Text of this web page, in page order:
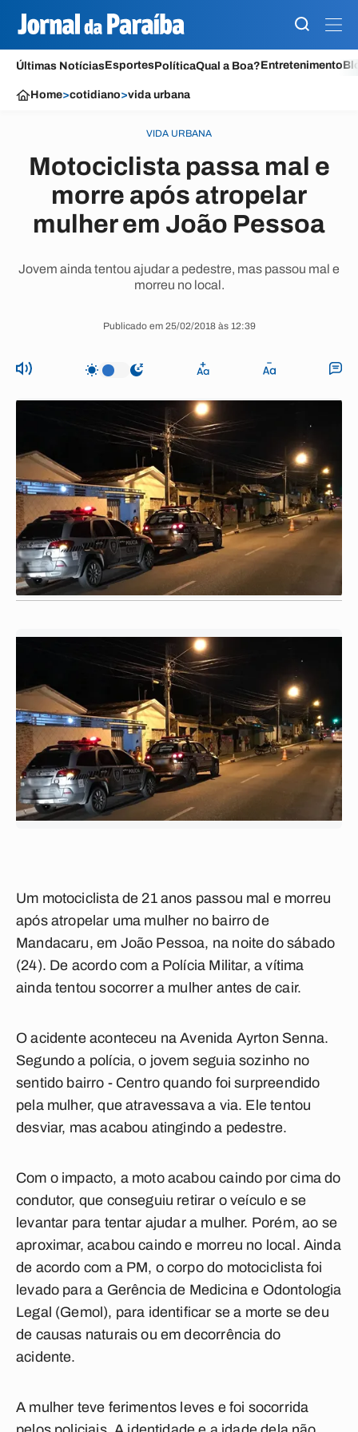
Últimas NotíciasEsportesPolíticaQual a Boa?Entretenimento
Home>cotidiano>vida urbana
VIDA URBANA
Motociclista passa mal e
morre após atropelar
mulher em João Pessoa
Jovem ainda tentou ajudar a pedestre, mas passou mal e
morreu no local.
Publicado em 25/02/2018 às 12:39
Um motociclista de 21 anos passou mal e morreu
após atropelar uma mulher no bairro de
Mandacaru, em João Pessoa, na noite do sábado
(24). De acordo com a Polícia Militar, a vítima
ainda tentou socorrer a mulher antes de cair.
O acidente aconteceu na Avenida Ayrton Senna.
Segundo a polícia, o jovem seguia sozinho no
sentido bairro - Centro quando foi surpreendido
pela mulher, que atravessava a via. Ele tentou
desviar, mas acabou atingindo a pedestre.
Com o impacto, a moto acabou caindo por cima do
condutor, que conseguiu retirar o veículo e se
levantar para tentar ajudar a mulher. Porém, ao se
aproximar, acabou caindo e morreu no local. Ainda
de acordo com a PM, o corpo do motociclista foi
levado para a Gerência de Medicina e Odontologia
Legal (Gemol), para identificar se a morte se deu
de causas naturais ou em decorrência do
acidente.
A mulher teve ferimentos leves e foi socorrida